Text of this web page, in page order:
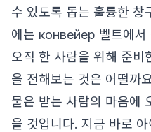
수 있도록 돕는 훌륭한 창
에는 конвейер 벨트에서
오직 한 사람을 위해 준비
을 전해보는 것은 어떨까
물은 받는 사람의 마음에
을 것입니다. 지금 바로